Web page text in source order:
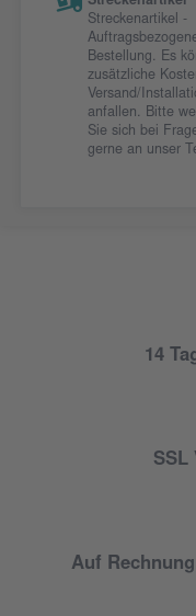
Streckenartikel -
Bestellung. Es
zusätzliche
Versand/
anfallen. Bitte
Sie sich bei
gerne an unser
14
SSL
Auf